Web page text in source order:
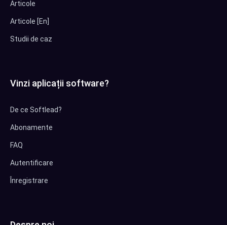
Articole
Articole [En]
Studii de caz
Vinzi aplicații software?
De ce Softlead?
Abonamente
FAQ
Autentificare
Înregistrare